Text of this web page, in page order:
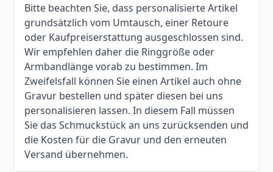
Bitte beachten Sie, dass personalisierte Artikel
grundsätzlich vom Umtausch, einer Retoure
oder Kaufpreiserstattung ausgeschlossen sind.
Wir empfehlen daher die Ringgröße oder
Armbandlänge vorab zu bestimmen. Im
Zweifelsfall können Sie einen Artikel auch ohne
Gravur bestellen und später diesen bei uns
personalisieren lassen. In diesem Fall müssen
Sie das Schmuckstück an uns zurücksenden und
die Kosten für die Gravur und den erneuten
Versand übernehmen.